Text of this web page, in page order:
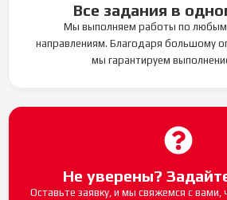
Все задания в
Мы выполняем работы по
направлениям. Благодаря большому
мы гарантируем
Не уверены?
Оставьте заявку, и мы свяжемся с